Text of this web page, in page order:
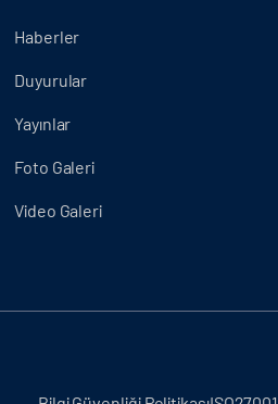
Haberler
Duyurular
Yayınlar
Foto Galeri
Video Galeri